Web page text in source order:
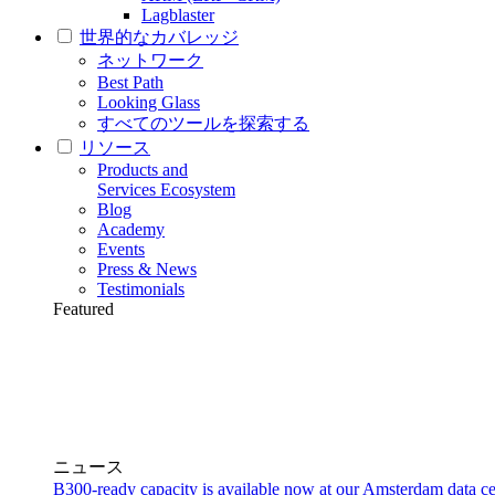
Lagblaster
世界的なカバレッジ
ネットワーク
Best Path
Looking Glass
すべてのツールを探索する
リソース
Products and
Services Ecosystem
Blog
Academy
Events
Press & News
Testimonials
Featured
ニュース
B300-ready capacity is available now at our Amsterdam data